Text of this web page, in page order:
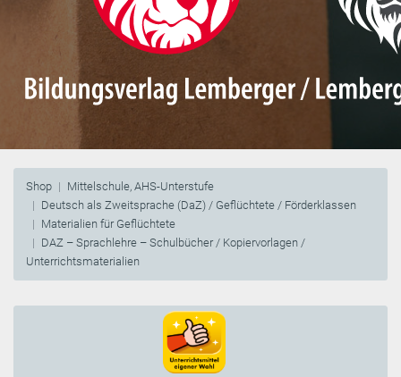
Shop
Mittelschule, AHS-Unterstufe
Deutsch als Zweitsprache (DaZ) / Geflüchtete / Förderklassen
Materialien für Geflüchtete
DAZ – Sprachlehre – Schulbücher / Kopiervorlagen /
Unterrichtsmaterialien